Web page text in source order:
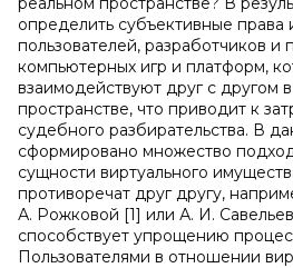
определить субъективные права
пользователей, разработчиков и
компьютерных игр и платформ,
взаимодействуют друг с другом
пространстве, что приводит к
судебного разбирательства. В
сформировано множество
сущности виртуального
противоречат друг другу,
А. Рожковой [1] или А. И.
способствует упрощению
Пользователями в отношении